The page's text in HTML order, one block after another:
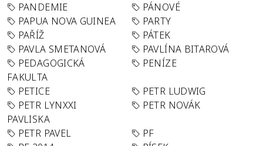
PANDEMIE
PÁNOVÉ
PAPUA NOVA GUINEA
PARTY
PAŘÍŽ
PÁTEK
PAVLA SMETANOVÁ
PAVLÍNA BITAROVÁ
PEDAGOGICKÁ
FAKULTA
PENÍZE
PETICE
PETR LUDWIG
PETR LYNXXI
PAVLISKA
PETR NOVÁK
PETR PAVEL
PF